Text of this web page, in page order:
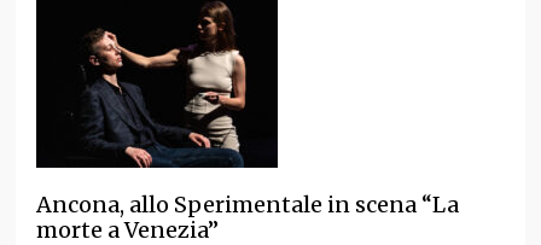
Ancona, allo Sperimentale in scena “La
morte a Venezia”